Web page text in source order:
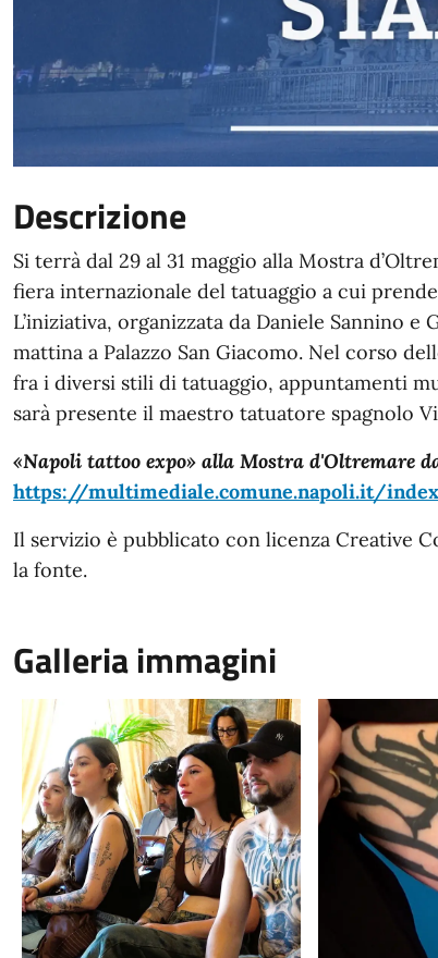
Descrizione
Si terrà dal 29 al 31 maggio alla Mostra
fiera internazionale del tatuaggio a cui
L’iniziativa, organizzata da Daniele Sannino
mattina a Palazzo San Giacomo. Nel corso
fra i diversi stili di tatuaggio, appuntamenti
sarà presente il maestro tatuatore spagnolo
«Napoli tattoo expo» alla Mostra d'Oltremare
https://multimediale.comune.napoli.it/
Il servizio è pubblicato con licenza Creative
la fonte.
Galleria immagini